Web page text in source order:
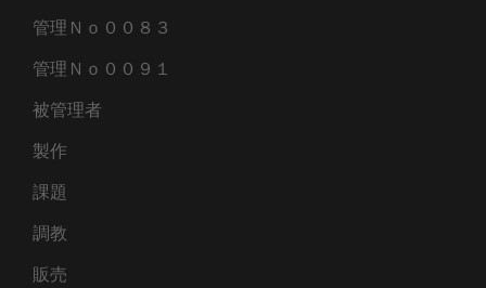
管理Ｎｏ００８３
管理Ｎｏ００９１
被管理者
製作
課題
調教
販売